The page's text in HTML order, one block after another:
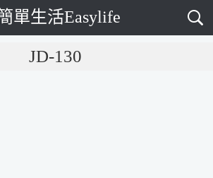
單生活Easylife
JD-130